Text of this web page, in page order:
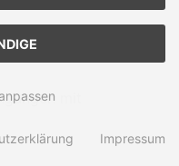
mit
Impressum